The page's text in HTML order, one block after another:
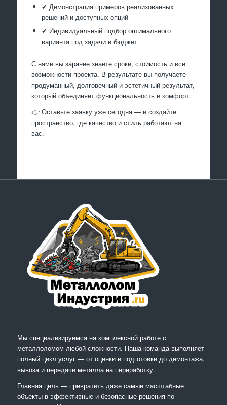
✔ Демонстрация примеров реализованных
решений и доступных опций
✔ Индивидуальный подбор оптимального
варианта под задачи и бюджет
С нами вы заранее знаете сроки, стоимость и все
возможности проекта. В результате вы получаете
продуманный, долговечный и эстетичный результат,
который объединяет функциональность и комфорт.
👉 Оставьте заявку уже сегодня — и создайте
пространство, где качество и стиль работают на
вас.
Мы специализируемся на комплексной работе с
металлоломом любой сложности. Наша команда выполняет
полный цикл услуг — от оценки и подготовки до демонтажа,
вывоза и передачи металла на переработку.
Главная цель — превратить даже самые масштабные
объекты в эффективные и безопасные решения по